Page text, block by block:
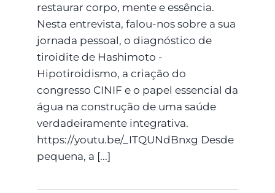
restaurar corpo, mente e essência.
Nesta entrevista, falou-nos sobre a sua
jornada pessoal, o diagnóstico de
tiroidite de Hashimoto -
Hipotiroidismo, a criação do
congresso CINIF e o papel essencial da
água na construção de uma saúde
verdadeiramente integrativa.
https://youtu.be/_ITQUNdBnxg Desde
pequena, a [...]